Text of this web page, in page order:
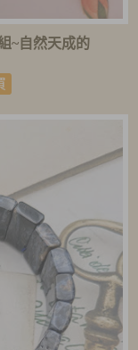
~自然天成的